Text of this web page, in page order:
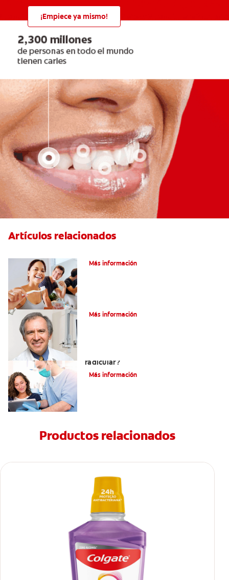
¡Empiece ya mismo!
Artículos relacionados
Más información
Más información
radicular?
Más información
Productos relacionados